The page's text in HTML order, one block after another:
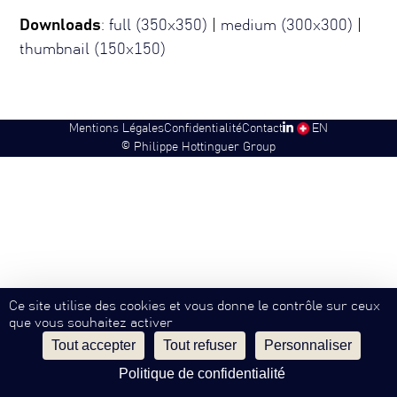
Downloads:full (350x350) medium (300x300)
thumbnail (150x150)
© Philippe Hottinguer Group
Mentions LégalesConfidentialitéContact SW EN
Ce site utilise des cookies et vous donne le contrôle sur ceux
que vous souhaitez activer
Tout accepter Tout refuser
Personnaliser
Politique de confidentialité